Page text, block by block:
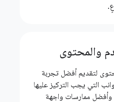
والمحتوى
لتقديم أفضل تجربة
التي يجب التركيز عليها
وأفضل ممارسات واجهة